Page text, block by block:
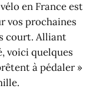
en France est
vos prochaines
court. Alliant
voici quelques
à pédaler »